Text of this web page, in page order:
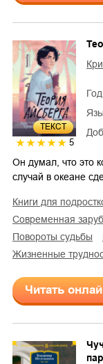
ТЕКСТ
5
Он думал, что это
случай в океане
книги для
современная
повороты судьбы
жизненные
Читать